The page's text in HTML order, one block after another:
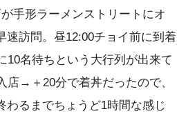
手形ラーメンストリートにオ
速訪問。昼12:00チョイ前に到着
10名待ちという大行列が出来て
店→＋20分で着丼だったので、
わるまでちょうど1時間な感じ